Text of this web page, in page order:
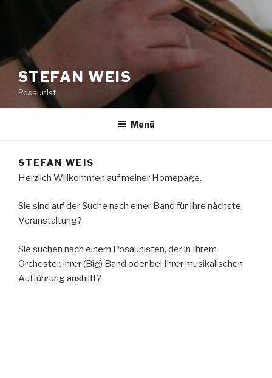
STEFAN WEIS
Posaunist
Menü
STEFAN WEIS
Herzlich Willkommen auf meiner Homepage.
Sie sind auf der Suche nach einer Band für Ihre nächste
Veranstaltung?
Sie suchen nach einem Posaunisten, der in Ihrem
Orchester, ihrer (Big) Band oder bei Ihrer musikalischen
Aufführung aushilft?